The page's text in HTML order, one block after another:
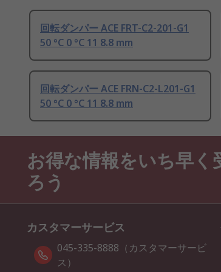
回転ダンパー ACE FRT-C2-201-G1
50 °C 0 °C 11 8.8 mm
回転ダンパー ACE FRN-C2-L201-G1
50 °C 0 °C 11 8.8 mm
お得な情報をいち早く
ろう
カスタマーサービス
045-335-8888（カスタマーサービ
ス）